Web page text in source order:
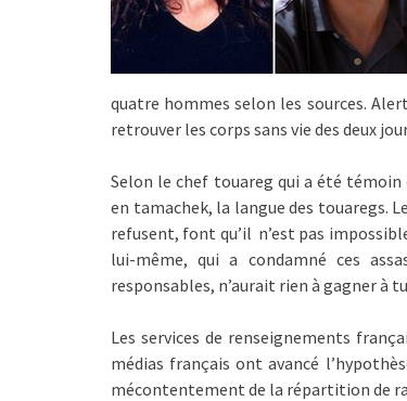
quatre hommes selon les sources.
retrouver les corps sans vie des deux
Selon le chef touareg qui a été témoin
en tamachek, la langue des touaregs.
refusent, font qu’il n’est pas
lui-même, qui a condamné ces
responsables, n’aurait rien à gagner à
Les services de renseignements
médias français ont avancé
mécontentement de la répartition de